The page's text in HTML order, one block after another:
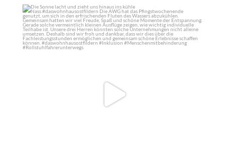
daswohnhausostfildern
Mai 25